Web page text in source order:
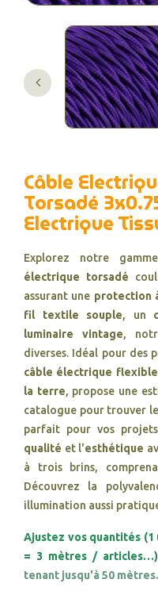
Câble
Torsadé
Electrique
Explorez notre
électrique torsadé
assurant une protection
fil textile souple, un
luminaire vintage,
diverses. Idéal pour des
câble électrique
la terre, propose une
catalogue pour trouver le
parfait pour vos
qualité et l'esthétique
à trois brins,
Découvrez la
illumination aussi
Ajustez vos quantités
= 3 mètres / articles…)
tenant jusqu'à 50 mètres.